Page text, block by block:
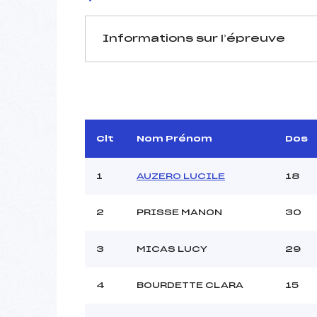
Informations sur l’épreuve
Arbitre :
Assistant :
MANCHE 1
Heure de départ :
Ouvreurs A :
Clt Nom Prénom Dos
1 AUZERO LUCILE 18
2 PRISSE MANON 30
3 MICAS LUCY 29
4 BOURDETTE CLARA 15